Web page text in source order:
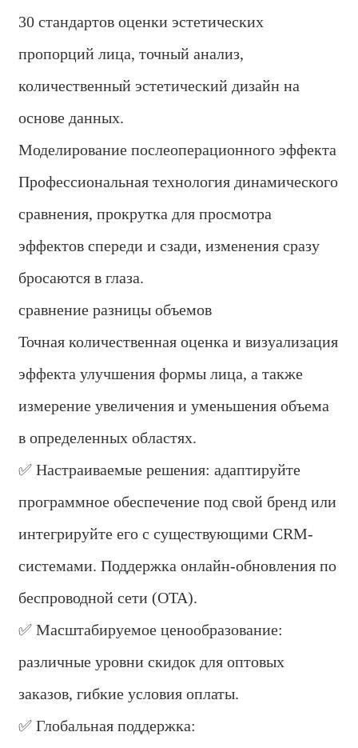
30 стандартов оценки эстетических
пропорций лица, точный анализ,
количественный эстетический дизайн на
основе данных.
Моделирование послеоперационного эффекта
Профессиональная технология динамического
сравнения, прокрутка для просмотра
эффектов спереди и сзади, изменения сразу
бросаются в глаза.
сравнение разницы объемов
Точная количественная оценка и визуализация
эффекта улучшения формы лица, а также
измерение увеличения и уменьшения объема
в определенных областях.
✅ Настраиваемые решения: адаптируйте
программное обеспечение под свой бренд или
интегрируйте его с существующими CRM-
системами. Поддержка онлайн-обновления по
беспроводной сети (OTA).
✅ Масштабируемое ценообразование:
различные уровни скидок для оптовых
заказов, гибкие условия оплаты.
✅ Глобальная поддержка: